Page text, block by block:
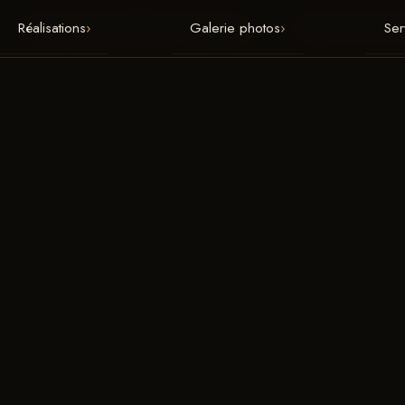
François Gaillard · Parquet RÉALISATIONS
Réalisations› Galerie photos›